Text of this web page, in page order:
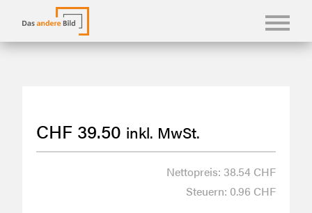
KASUALIEN & KARTEN
SHOP
ÜBER UNS
CHF 39.50 inkl. MwSt.
Nettopreis: 38.54 CHF
Steuern: 0.96 CHF